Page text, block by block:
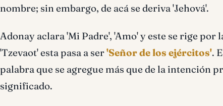
nombre; sin embargo, de acá se deriva 'Jehová'.
Adonay aclara 'Mi Padre', 'Amo' y este se rige
'Tzevaot' esta pasa a ser'Señor de los ejércitos'.
palabra que se agregue más que de la intención
significado.